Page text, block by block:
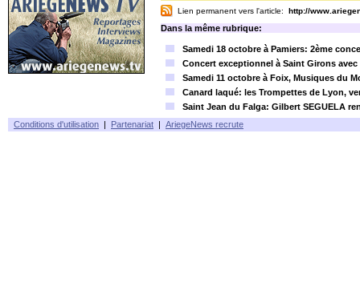
Lien permanent vers l'article: http://
Dans la même rubrique:
Samedi 18 octobre à Pamiers: 2ème
Concert exceptionnel à Saint Girons
Samedi 11 octobre à Foix, Musiques du
Canard laqué: les Trompettes de Lyon,
Saint Jean du Falga: Gilbert SEGUELA
Conditions d'utilisation | Partenariat | AriegeNews recrute